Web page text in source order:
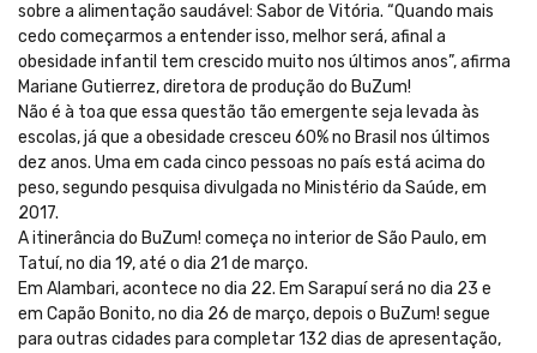
sobre a alimentação saudável: Sabor de Vitória. “Quando mais
cedo começarmos a entender isso, melhor será, afinal a
obesidade infantil tem crescido muito nos últimos anos”, afirma
Mariane Gutierrez, diretora de produção do BuZum!
Não é à toa que essa questão tão emergente seja levada às
escolas, já que a obesidade cresceu 60% no Brasil nos últimos
dez anos. Uma em cada cinco pessoas no país está acima do
peso, segundo pesquisa divulgada no Ministério da Saúde, em
2017.
A itinerância do BuZum! começa no interior de São Paulo, em
Tatuí, no dia 19, até o dia 21 de março.
Em Alambari, acontece no dia 22. Em Sarapuí será no dia 23 e
em Capão Bonito, no dia 26 de março, depois o BuZum! segue
para outras cidades para completar 132 dias de apresentação,